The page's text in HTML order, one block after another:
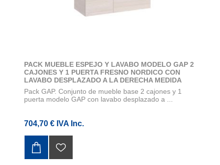
PACK MUEBLE ESPEJO Y LAVABO MODELO GAP 2
CAJONES Y 1 PUERTA FRESNO NORDICO CON
LAVABO DESPLAZADO A LA DERECHA MEDIDA
1000X460
Pack GAP. Conjunto de mueble base 2 cajones y 1
puerta modelo GAP con lavabo desplazado a ...
704,70 € IVA Inc.